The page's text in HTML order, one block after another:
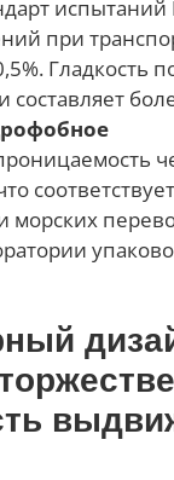
испытаний
при
Гладкость